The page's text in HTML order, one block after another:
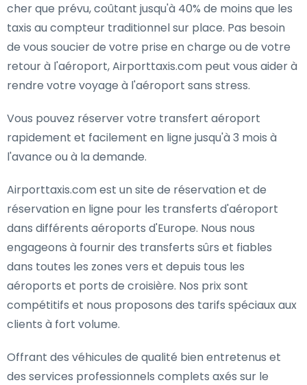
cher que prévu, coûtant jusqu'à 40% de moins que les
taxis au compteur traditionnel sur place. Pas besoin
de vous soucier de votre prise en charge ou de votre
retour à l'aéroport, Airporttaxis.com peut vous aider à
rendre votre voyage à l'aéroport sans stress.
Vous pouvez réserver votre transfert aéroport
rapidement et facilement en ligne jusqu'à 3 mois à
l'avance ou à la demande.
Airporttaxis.com est un site de réservation et de
réservation en ligne pour les transferts d'aéroport
dans différents aéroports d'Europe. Nous nous
engageons à fournir des transferts sûrs et fiables
dans toutes les zones vers et depuis tous les
aéroports et ports de croisière. Nos prix sont
compétitifs et nous proposons des tarifs spéciaux aux
clients à fort volume.
Offrant des véhicules de qualité bien entretenus et
des services professionnels complets axés sur le